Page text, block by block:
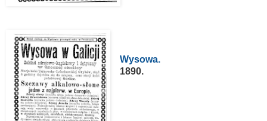
Wysowa.
1890.